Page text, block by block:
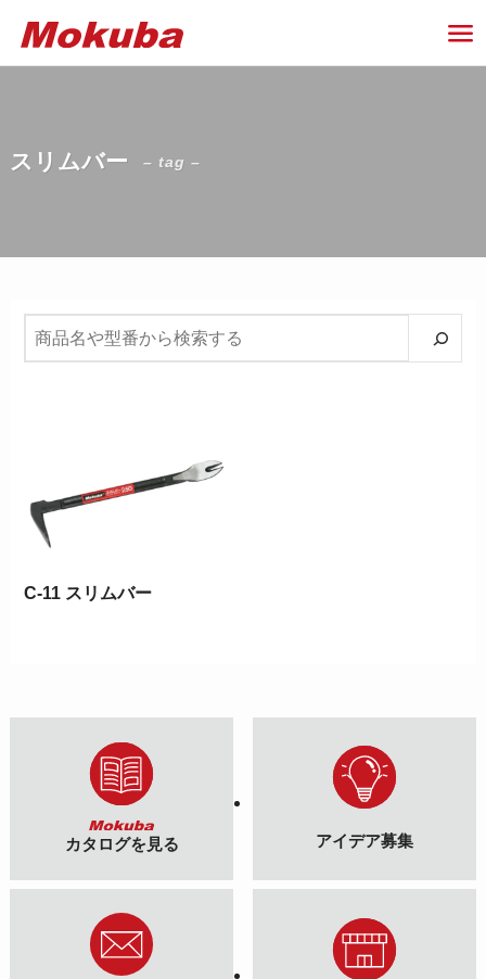
スリムバー – tag –
C-11 スリムバー
カタログを見る アイデア募集